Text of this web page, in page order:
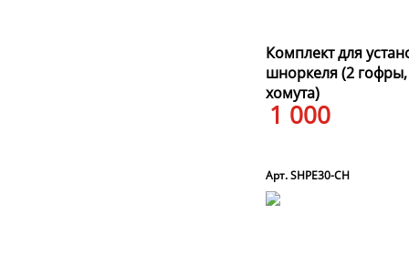
Комплект для
шноркеля (2 гофры,
хомута)
1 000
Арт. SHPE30-CH